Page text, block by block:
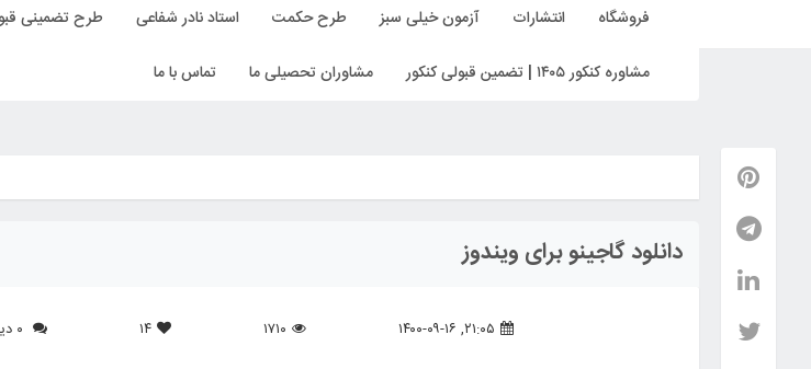
فروشگاه انتشارات آزمون خیلی سبز طرح حکمت استاد نادر شفاعی طرح تضمینی
مشاوره کنکور ۱۴۰۵ | تضمین قبولی کنکور مشاوران تحصیلی ما تماس با ما
دانلود گاجینو برای ویندوز
۲۱:۰۵, ۱۴۰۰-۰۹-۱۶ ۱۷۱۰ ۱۴